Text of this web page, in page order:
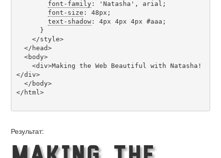
font-family: 'Natasha', arial;
font-size : 48px;
text-shadow: 4px 4px 4px #aaa;
</div>
</html>
Результат: